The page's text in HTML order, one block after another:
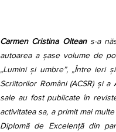
Carmen Cristina Oltean s-a
autoarea a șase volume de
„Lumini și umbre”, „Între ieri
Scriitorilor Români (ACSR) și
sale au fost publicate în
activitatea sa, a primit mai
Diplomă de Excelență din